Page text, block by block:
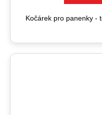
Kočárek pro panenky -